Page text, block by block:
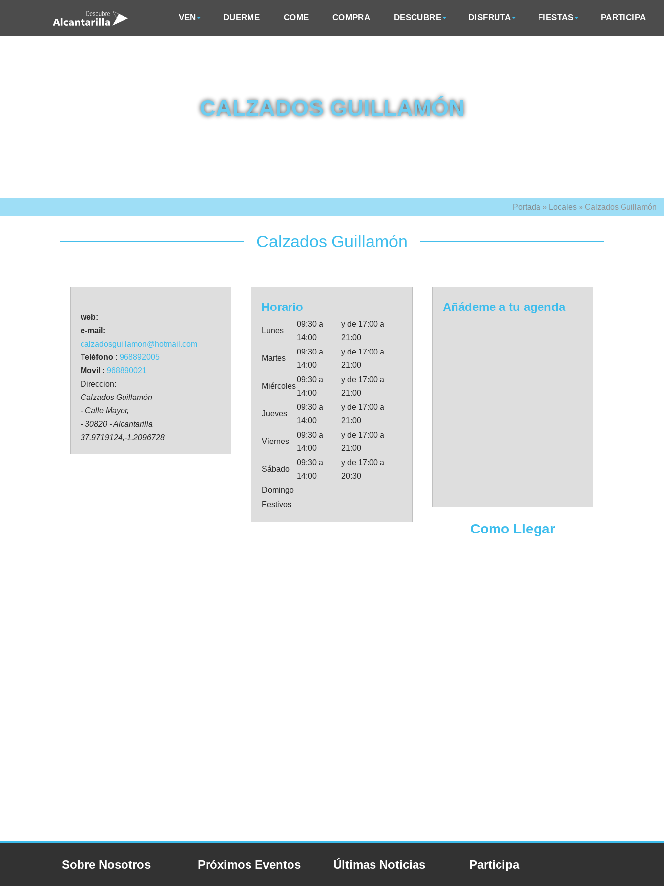
VEN DUERME COME COMPRA DESCUBRE DISFRUTA FIESTAS PARTICIPA
CALZADOS GUILLAMÓN
Portada » Locales » Calzados Guillamón
Calzados Guillamón
web:
e-mail:
calzadosguillamon@hotmail.com
Teléfono : 968892005
Movil : 968890021
Direccion:
Calzados Guillamón
- Calle Mayor,
- 30820 - Alcantarilla
37.9719124,-1.2096728
Horario
Lunes
09:30 a
14:00
y de 17:00 a
21:00
Martes
09:30 a
14:00
y de 17:00 a
21:00
Miércoles
09:30 a
14:00
y de 17:00 a
21:00
Jueves
09:30 a
14:00
y de 17:00 a
21:00
Viernes
09:30 a
14:00
y de 17:00 a
21:00
Sábado
09:30 a
14:00
y de 17:00 a
20:30
Domingo
Festivos
Añádeme a tu agenda
Como Llegar
Sobre Nosotros Próximos Eventos Últimas Noticias Participa